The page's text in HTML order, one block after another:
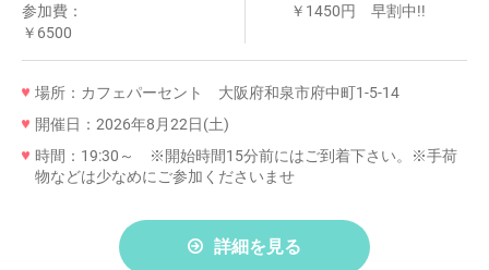
参加費：
￥6500
￥1450円 早割中!!
場所：カフェパーセント 大阪府和泉市府中町1-5-14
開催日：2026年8月22日(土)
時間：19:30～ ※開始時間15分前にはご到着下さい。※手荷
物などは少なめにご参加くださいませ
詳細を見る